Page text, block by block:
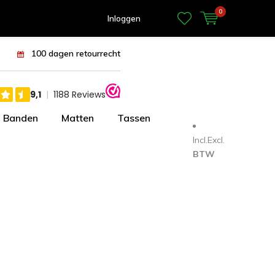
Inloggen
0
100 dagen retourrecht
Banden Matten Tassen
Incl.Excl.
BTW